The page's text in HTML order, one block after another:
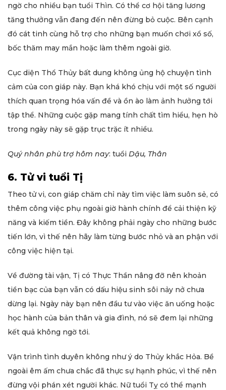
ngờ cho nhiều bạn tuổi Thìn. Có thể cơ hội tăng lương
tăng thưởng vẫn đang đến nên đừng bỏ cuộc. Bên cạnh
đó cát tinh cùng hỗ trợ cho những bạn muốn chơi xổ số,
bốc thăm may mắn hoặc làm thêm ngoài giờ.
Cục diện Thổ Thủy bất dung không ủng hộ chuyện tình
cảm của con giáp này. Bạn khá khó chịu với một số người
thích quan trọng hóa vấn đề và ồn ào làm ảnh hưởng tới
tập thể. Những cuộc gặp mang tính chất tìm hiểu, hẹn hò
trong ngày này sẽ gặp trục trặc ít nhiều.
Quý nhân phù trợ hôm nay: tuổi Dậu, Thân
6. Tử vi tuổi Tị
Theo tử vi, con giáp chăm chỉ này tìm việc làm suôn sẻ, có
thêm công việc phụ ngoài giờ hành chính để cải thiện kỹ
năng và kiếm tiền. Đây không phải ngày cho những bước
tiến lớn, vì thế nên hãy làm từng bước nhỏ và an phận với
công việc hiện tại.
Về đường tài vận, Tị có Thực Thần nâng đỡ nên khoản
tiền bạc của bạn vẫn có dấu hiệu sinh sôi nảy nở chưa
dừng lại. Ngày này bạn nên đầu tư vào việc ăn uống hoặc
học hành của bản thân và gia đình, nó sẽ đem lại những
kết quả không ngờ tới.
Vận trình tình duyên không như ý do Thủy khắc Hỏa. Bề
ngoài êm ấm chưa chắc đã thực sự hạnh phúc, vì thế nên
đừng vội phán xét người khác. Nữ tuổi Tỵ có thể mạnh